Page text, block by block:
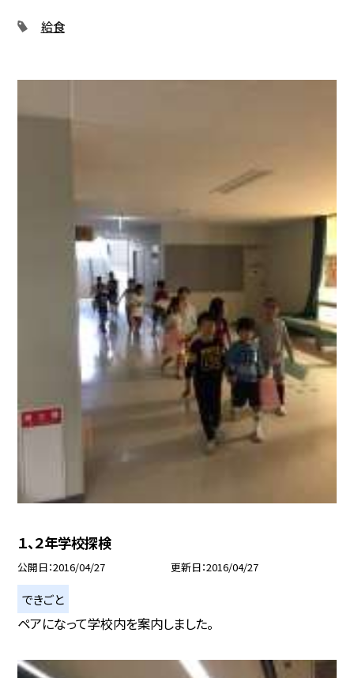
給食
１、２年学校探検
公開日 2016/04/27 更新日 2016/04/27
できごと
ペアになって学校内を案内しました。